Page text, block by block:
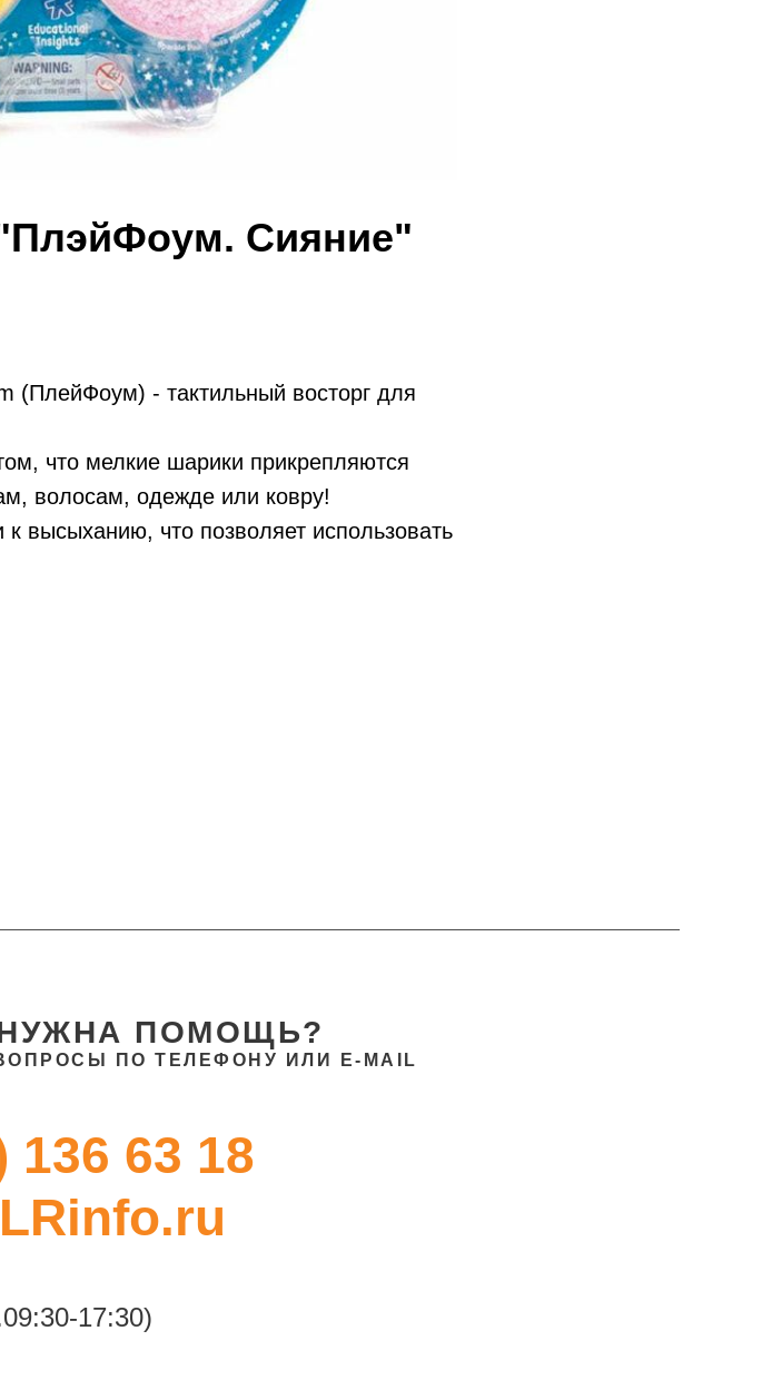
Сияние"
(ПлейФоум) - тактильный восторг для
что мелкие шарики прикрепляются
волосам, одежде или ковру!
высыханию, что позволяет использовать
НУЖНА ПОМОЩЬ?
ПО ТЕЛЕФОНУ ИЛИ E-MAIL
136 63 18
17:30)